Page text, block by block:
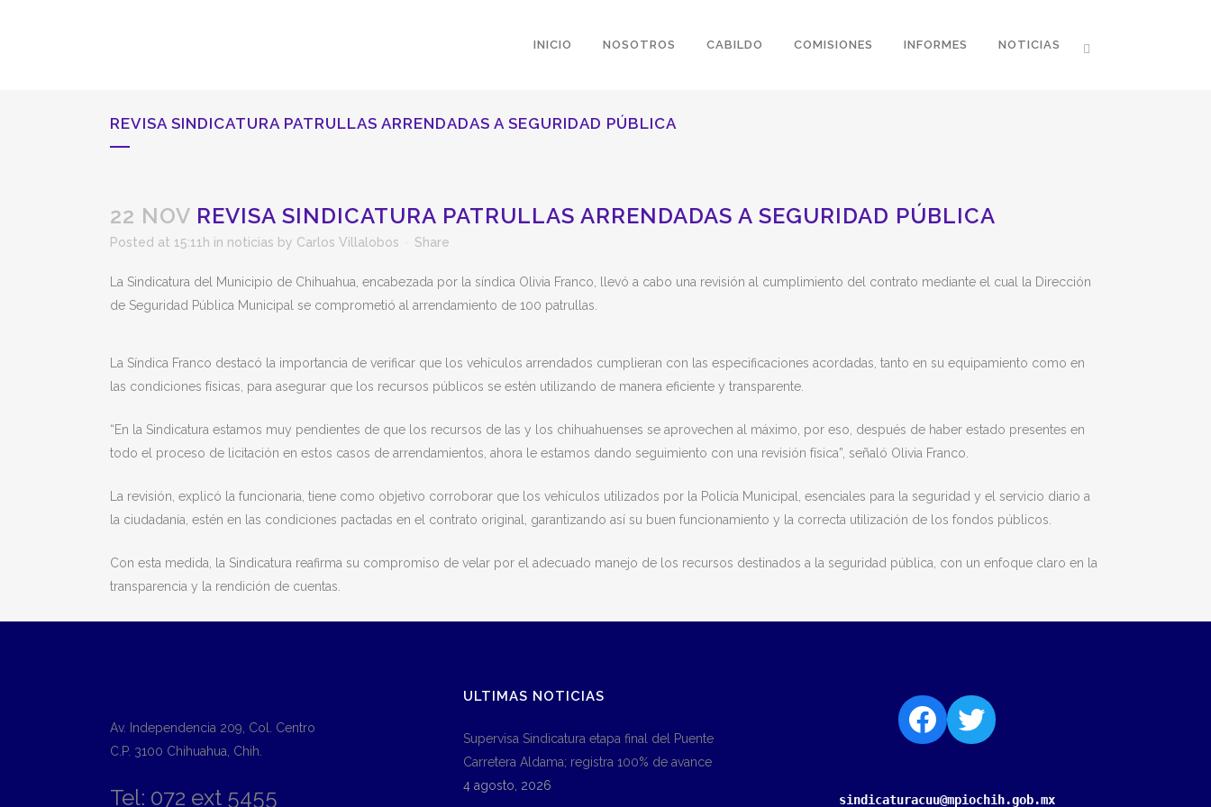
INICIO NOSOTROS CABILDO COMISIONES INFORMES NOTICIAS
REVISA SINDICATURA PATRULLAS ARRENDADAS A SEGURIDAD PÚBLICA
22 NOV REVISA SINDICATURA PATRULLAS ARRENDADAS A SEGURIDAD PÚBLICA
Posted at 15:11h in noticias by Carlos Villalobos Share
La Sindicatura del Municipio de Chihuahua, encabezada por la síndica Olivia Franco, llevó a cabo una revisión al cumplimiento del contrato mediante el cual la Dirección
de Seguridad Pública Municipal se comprometió al arrendamiento de 100 patrullas.
La Síndica Franco destacó la importancia de verificar que los vehículos arrendados cumplieran con las especificaciones acordadas, tanto en su equipamiento como en
las condiciones físicas, para asegurar que los recursos públicos se estén utilizando de manera eficiente y transparente.
“En la Sindicatura estamos muy pendientes de que los recursos de las y los chihuahuenses se aprovechen al máximo, por eso, después de haber estado presentes en
todo el proceso de licitación en estos casos de arrendamientos, ahora le estamos dando seguimiento con una revisión física”, señaló Olivia Franco.
La revisión, explicó la funcionaria, tiene como objetivo corroborar que los vehículos utilizados por la Policía Municipal, esenciales para la seguridad y el servicio diario a
la ciudadanía, estén en las condiciones pactadas en el contrato original, garantizando así su buen funcionamiento y la correcta utilización de los fondos públicos.
Con esta medida, la Sindicatura reafirma su compromiso de velar por el adecuado manejo de los recursos destinados a la seguridad pública, con un enfoque claro en la
transparencia y la rendición de cuentas.
Av. Independencia 209, Col. Centro
C.P. 3100 Chihuahua, Chih.
Tel: 072 ext 5455
ULTIMAS NOTICIAS
Supervisa Sindicatura etapa final del Puente
Carretera Aldama; registra 100% de avance
4 agosto, 2026
sindicaturacuu@mpiochih.gob.mx